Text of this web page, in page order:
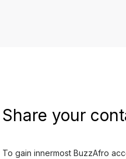
Share your
To gain innermost BuzzAfro